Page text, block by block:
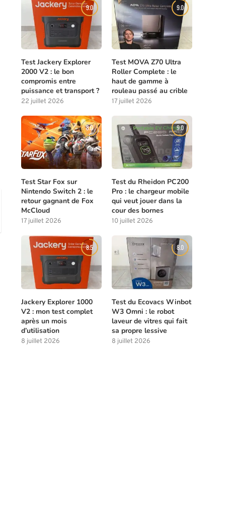
9.0
Test Jackery Explorer
2000 V2 : le bon
compromis entre
puissance et transport ?
22 juillet 2026
9.0
Test MOVA Z70 Ultra
Roller Complete : le
haut de gamme à
rouleau passé au crible
17 juillet 2026
8.0
Test Star Fox sur
Nintendo Switch 2 : le
retour gagnant de Fox
McCloud
17 juillet 2026
9.0
Test du Rheidon PC200
Pro : le chargeur mobile
qui veut jouer dans la
cour des bornes
10 juillet 2026
8.5
Jackery Explorer 1000
V2 : mon test complet
après un mois
d’utilisation
8 juillet 2026
8.0
Test du Ecovacs Winbot
W3 Omni : le robot
laveur de vitres qui fait
sa propre lessive
8 juillet 2026